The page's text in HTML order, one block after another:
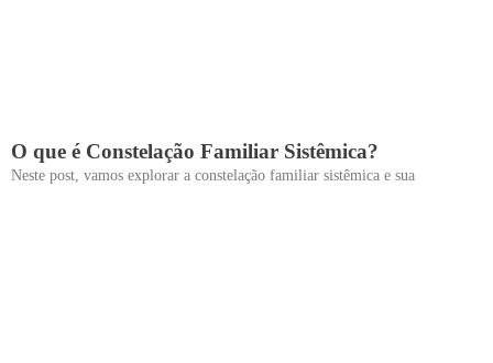
O que é Constelação Familiar Sistêmica?
Neste post, vamos explorar a constelação familiar sistêmica e sua